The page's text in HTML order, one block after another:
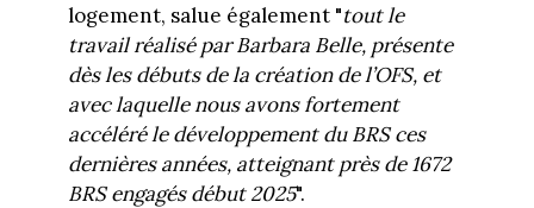
logement, salue également "tout le
travail réalisé par Barbara Belle, présente
dès les débuts de la création de l’OFS, et
avec laquelle nous avons fortement
accéléré le développement du BRS ces
dernières années, atteignant près de 1672
BRS engagés début 2025".